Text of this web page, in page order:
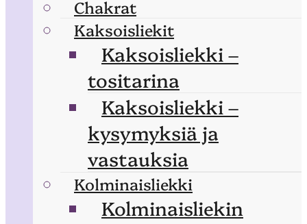
Chakrat
Kaksoisliekit
Kaksoisliekki –
tositarina
Kaksoisliekki –
kysymyksiä ja
vastauksia
Kolminaisliekki
Kolminaisliekin